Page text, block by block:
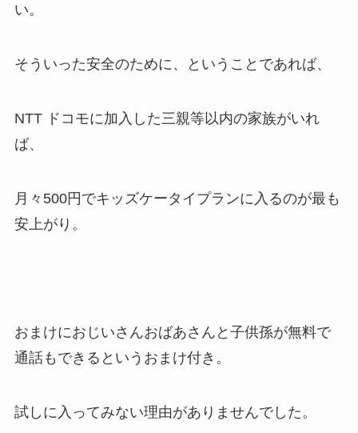
い。
そういった安全のために、ということであれば、
NTT ドコモに加入した三親等以内の家族がいれ
ば、
月々500円でキッズケータイプランに入るのが最も
安上がり。
おまけにおじいさんおばあさんと子供孫が無料で
通話もできるというおまけ付き。
試しに入ってみない理由がありませんでした。